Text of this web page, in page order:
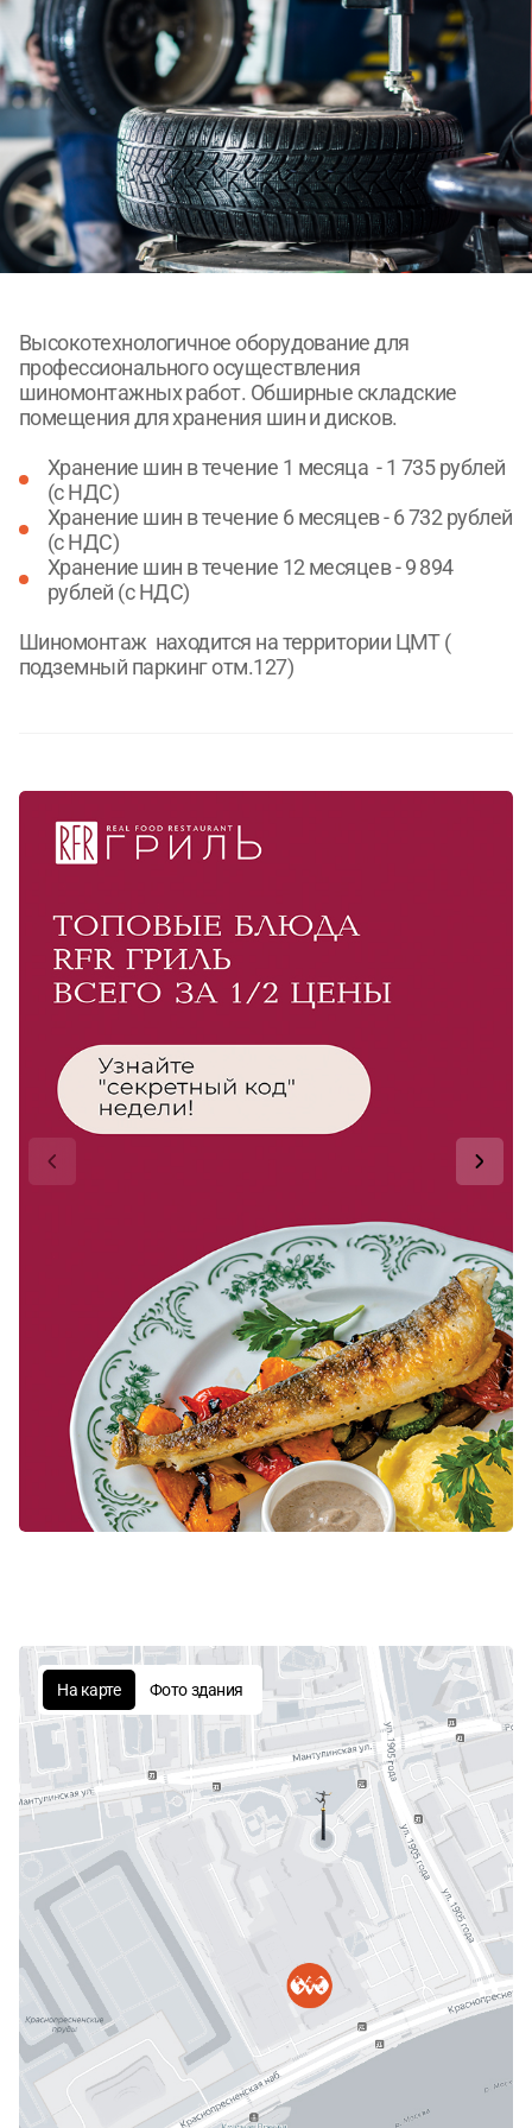
Высокотехнологичное оборудование для
профессионального осуществления
шиномонтажных работ. Обширные складские
помещения для хранения шин и дисков.
Хранение шин в течение 1 месяца - 1 735 рублей
(с НДС)
Хранение шин в течение 6 месяцев - 6 732 рублей
(с НДС)
Хранение шин в течение 12 месяцев - 9 894
рублей (с НДС)
Шиномонтаж находится на территории ЦМТ (
подземный паркинг отм.127)
На карте Фото здания
Согласен с политикой конфиденциальности
ОТПРАВИТЬ
Согласен с политикой конфиденциальности
ОТПРАВИТЬ